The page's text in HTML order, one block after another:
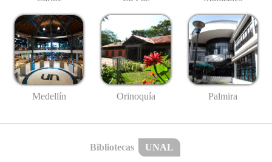
Medellín Orinoquía Palmira
Bibliotecas UNAL